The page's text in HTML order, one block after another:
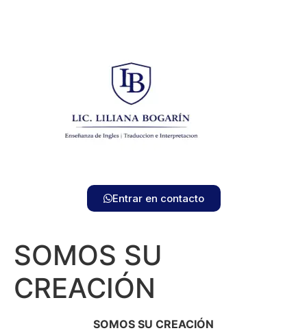
Entrar en contacto
SOMOS SU
CREACIÓN
SOMOS SU CREACIÓN